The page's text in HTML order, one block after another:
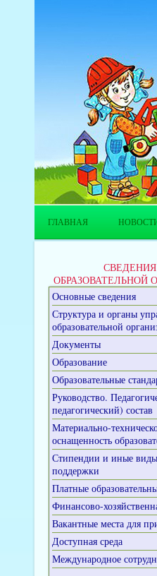
ГЛАВНАЯ
ОБРАЗОВАТЕЛЬНОЙ
Основные сведения
Структура и органы
образовательной
Документы
Образование
Образовательные
Руководство.
педагогический) состав
Материально-
оснащенность
Стипендии и иные
поддержки
Платные
Финансово-
Вакантные места для
Доступная среда
Международное